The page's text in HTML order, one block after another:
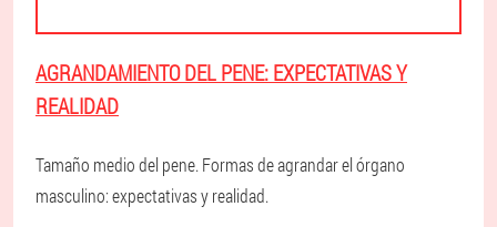
AGRANDAMIENTO DEL PENE: EXPECTATIVAS Y
REALIDAD
Tamaño medio del pene. Formas de agrandar el órgano
masculino: expectativas y realidad.